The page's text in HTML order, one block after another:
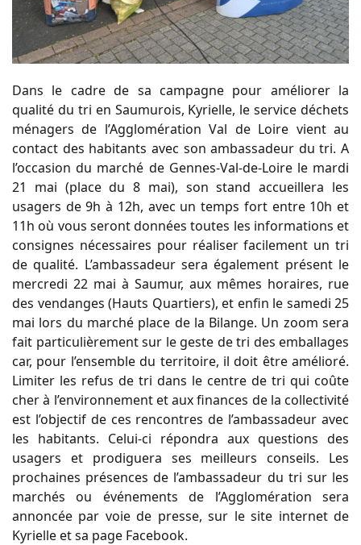
Dans le cadre de sa campagne pour améliorer la
qualité du tri en Saumurois, Kyrielle, le service déchets
ménagers de l’Agglomération Val de Loire vient au
contact des habitants avec son ambassadeur du tri. A
l’occasion du marché de Gennes-Val-de-Loire le mardi
21 mai (place du 8 mai), son stand accueillera les
usagers de 9h à 12h, avec un temps fort entre 10h et
11h où vous seront données toutes les informations et
consignes nécessaires pour réaliser facilement un tri
de qualité. L’ambassadeur sera également présent le
mercredi 22 mai à Saumur, aux mêmes horaires, rue
des vendanges (Hauts Quartiers), et enfin le samedi 25
mai lors du marché place de la Bilange. Un zoom sera
fait particulièrement sur le geste de tri des emballages
car, pour l’ensemble du territoire, il doit être amélioré.
Limiter les refus de tri dans le centre de tri qui coûte
cher à l’environnement et aux finances de la collectivité
est l’objectif de ces rencontres de l’ambassadeur avec
les habitants. Celui-ci répondra aux questions des
usagers et prodiguera ses meilleurs conseils. Les
prochaines présences de l’ambassadeur du tri sur les
marchés ou événements de l’Agglomération sera
annoncée par voie de presse, sur le site internet de
Kyrielle et sa page Facebook.